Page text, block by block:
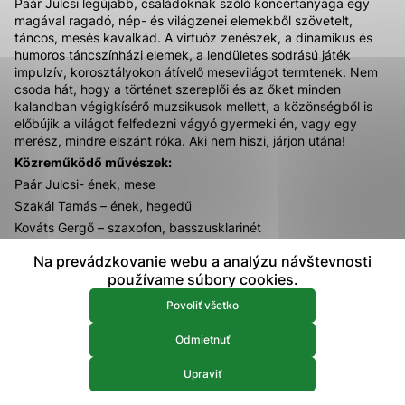
Paár Julcsi legújabb, családoknak szóló koncertanyaga egy
magával ragadó, nép- és világzenei elemekből szövetelt,
táncos, mesés kavalkád. A virtuóz zenészek, a dinamikus és
humoros táncszínházi elemek, a lendületes sodrású játék
impulzív, korosztályokon átívelő mesevilágot termtenek. Nem
csoda hát, hogy a történet szereplői és az őket minden
kalandban végigkísérő muzsikusok mellett, a közönségből is
előbújik a világot felfedezni vágyó gyermeki én, vagy egy
merész, mindre elszánt róka. Aki nem hiszi, járjon utána!
Közreműködő művészek:
Paár Julcsi- ének, mese
Szakál Tamás – ének, hegedű
Kováts Gergő – szaxofon, basszusklarinét
Könczei Bálint – brácsa
Bognár András – bőgő
Na prevádzkovanie webu a analýzu návštevnosti
používame súbory cookies.
Povoliť všetko
Odmietnuť
Upraviť
prístup k zabezpečeným oblastiam webovej stránky. Bez
týchto súborov cookie nemôže web správne fungovať.
Analytické cookies Analytické
Analytické cookies pomáhajú prevádzkovateľovi stránok
pochopiť, ako návštevníci stránok stránku používajú, aby
mohol stránky optimalizovať a ponúknuť im lepšiu
skúsenosť. Všetky dáta sa zbierajú anonymne a nie je
možné ich spojiť s konkrétnou osobou.
Povoliť všetko
Uložiť nastavenia
Viac informácií